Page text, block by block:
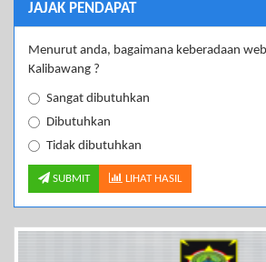
JAJAK PENDAPAT
Menurut anda, bagaimana keberadaan
Kalibawang ?
Sangat dibutuhkan
Dibutuhkan
Tidak dibutuhkan
SUBMIT LIHAT HASIL